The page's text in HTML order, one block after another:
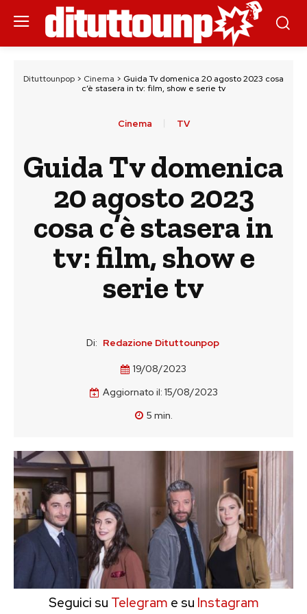
Dituttounpop > Cinema > Guida Tv domenica 20 agosto 2023 cosa
c’è stasera in tv: film, show e serie tv
Cinema TV
Guida Tv domenica
20 agosto 2023
cosa c’è stasera in
tv: film, show e
serie tv
Di: Redazione Dituttounpop
19/08/2023
Aggiornato il: 15/08/2023
5 min.
Seguici su Telegram e su Instagram